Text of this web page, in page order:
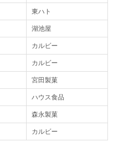
東ハト
湖池屋
カルビー
カルビー
宮田製菓
ハウス食品
森永製菓
カルビー